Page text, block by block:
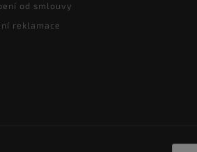
od smlouvy
reklamace